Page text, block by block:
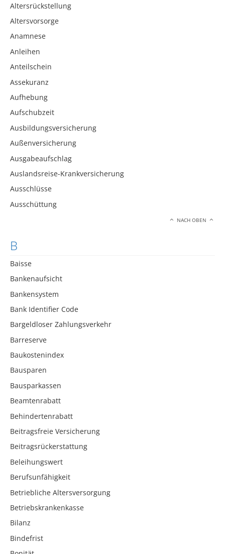
Altersrückstellung
Altersvorsorge
Anamnese
Anleihen
Anteilschein
Assekuranz
Aufhebung
Aufschubzeit
Ausbildungsversicherung
Außenversicherung
Ausgabeaufschlag
Auslandsreise-Krankversicherung
Ausschlüsse
Ausschüttung
NACH OBEN
B
Baisse
Bankenaufsicht
Bankensystem
Bank Identifier Code
Bargeldloser Zahlungsverkehr
Barreserve
Baukostenindex
Bausparen
Bausparkassen
Beamtenrabatt
Behindertenrabatt
Beitragsfreie Versicherung
Beitragsrückerstattung
Beleihungswert
Berufsunfähigkeit
Betriebliche Altersversorgung
Betriebskrankenkasse
Bilanz
Bindefrist